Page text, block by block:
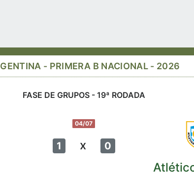
- PRIMERA B NACIONAL - 2026
FASE DE GRUPOS - 19ª RODADA
04/07
1 x 0